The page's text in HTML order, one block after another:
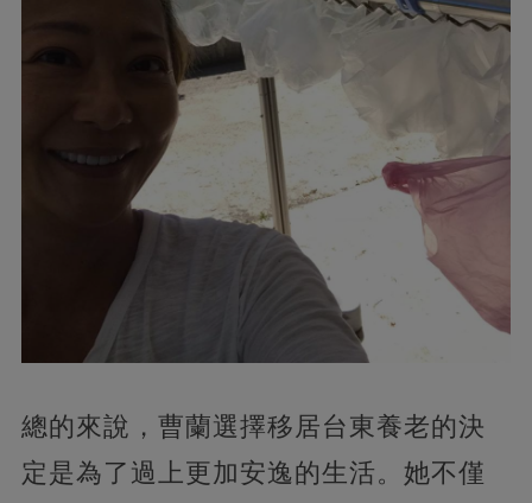
總的來說，曹蘭選擇移居台東養老的決
定是為了過上更加安逸的生活。她不僅